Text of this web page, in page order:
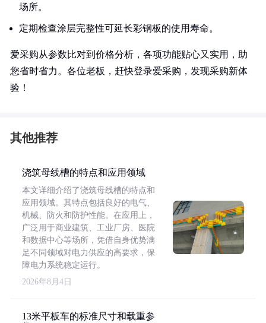
场所。
定期检查涂层完整性可延长彩钢板的使用寿命。
爱采购从参数比对到价格分析，各项功能贴心又实用，助
您省时省力。各位老板，赶快登录爱采购，发现采购新体
验！
其他推荐
浇筑母线槽的特点和应用领域
本文详细介绍了浇筑母线槽的特点和
应用领域。其特点包括良好的电气、
机械、防火和防护性能。在应用上，
广泛用于商业建筑、工业厂房、医院
和数据中心等场所，凭借自身优势满
足不同领域对电力供应的高要求，保
障电力系统稳定运行。
2026年8月4日
13米平板车的标准尺寸和载重参